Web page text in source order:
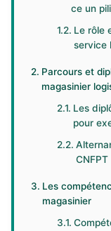
ce un
Le rôle
service
Parcours et
magasinier
Les
pour
CNFPT
Les
magasinier